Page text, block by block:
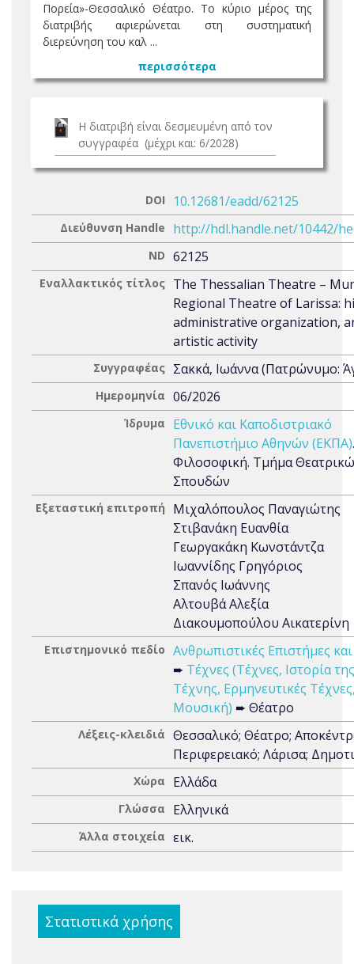
Πορεία»-Θεσσαλικό Θέατρο. Το κύριο μέρος της
διατριβής αφιερώνεται στη συστηματική
διερεύνηση του καλ ...
περισσότερα
Η διατριβή είναι δεσμευμένη από τον
συγγραφέα (μέχρι και: 6/2028)
DOI 10.12681/eadd/62125
Διεύθυνση Handle http://hdl.handle.net/10442/
ND 62125
Εναλλακτικός τίτλος The Thessalian Theatre –
Regional Theatre of Larissa:
administrative organization,
artistic activity
Συγγραφέας Σακκά, Ιωάννα (Πατρώνυμο:
Ημερομηνία 06/2026
Ίδρυμα
Εθνικό και Καποδιστριακό
Πανεπιστήμιο Αθηνών (ΕΚΠΑ)
Φιλοσοφική. Τμήμα
Σπουδών
Εξεταστική επιτροπή
Μιχαλόπουλος Παναγιώτης
Στιβανάκη Ευανθία
Γεωργακάκη Κωνστάντζα
Ιωαννίδης Γρηγόριος
Σπανός Ιωάννης
Αλτουβά Αλεξία
Διακουμοπούλου Αικατερίνη
Επιστημονικό πεδίο Ανθρωπιστικές Επιστήμες
➨ Τέχνες (Τέχνες, Ιστορία της
Τέχνης, Ερμηνευτικές
Μουσική) ➨ Θέατρο
Λέξεις-κλειδιά Θεσσαλικό; Θέατρο;
Περιφερειακό; Λάρισα;
Χώρα Ελλάδα
Γλώσσα Ελληνικά
Άλλα στοιχεία εικ.
Στατιστικά χρήσης